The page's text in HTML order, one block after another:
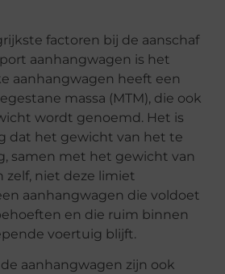
factoren bij de aanschaf
aanhangwagen is het
aanhangwagen heeft een
massa (MTM), die ook
wordt genoemd. Het is
dat het gewicht van het te
samen met het gewicht van
zelf, niet deze limiet
aanhangwagen die voldoet
en die ruim binnen
voertuig blijft.
aanhangwagen zijn ook